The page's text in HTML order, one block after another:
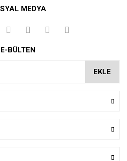
ederiz.
bilgiler bulunuyor.
MEDYA
E-BÜLTEN
EKLE